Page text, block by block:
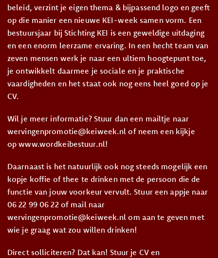
beleid, verzint je eigen thema & bijpassend logo en geeft
op die manier een nieuwe KEI-week samen vorm. Een
bestuursjaar bij Stichting KEI is een geweldige uitdaging
en een enorm leerzame ervaring. In een hecht team van
zeven mensen werk je naar een ultiem hoogtepunt toe,
je ontwikkelt daarmee je sociale en je praktische
vaardigheden en het staat ook nog eens heel goed op je
CV.
Wil je meer informatie? Stuur dan een mailtje naar
wervingenpromotie@keiweek.nl of neem een kijkje
op www.wordkeibestuur.nl!
Daarnaast is het natuurlijk ook nog steeds mogelijk een
kopje koffie of thee te drinken met de persoon die de
functie van jouw voorkeur vervult. Stuur een appje naar
06 22 99 06 22 of mail naar
wervingenpromotie@keiweek.nl om aan te geven met
wie je graag wat zou willen drinken!
Direct solliciteren? Dat kan! Stuur je CV en